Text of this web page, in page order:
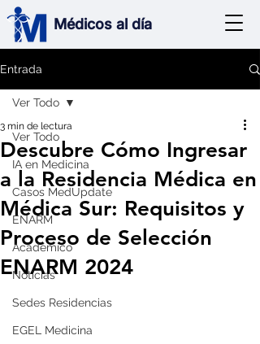
Médicos al día
Entrada
Ver Todo
IA en Medicina
Casos MedUpdate
ENARM
Académico
Noticias
Sedes Residencias
EGEL Medicina
Ver Todo
Descubre Cómo Ingresar
a la Residencia Médica en
Médica Sur: Requisitos y
Proceso de Selección
ENARM 2024
3 min de lectura